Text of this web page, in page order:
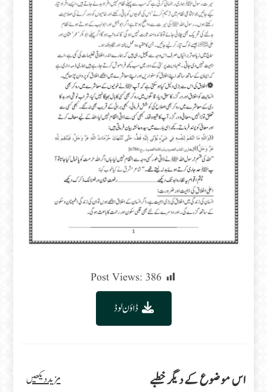
Post Views: 386
ڈاؤن لوڈ
اس موضوع کے دیگر خطبے مزید دیکھیں